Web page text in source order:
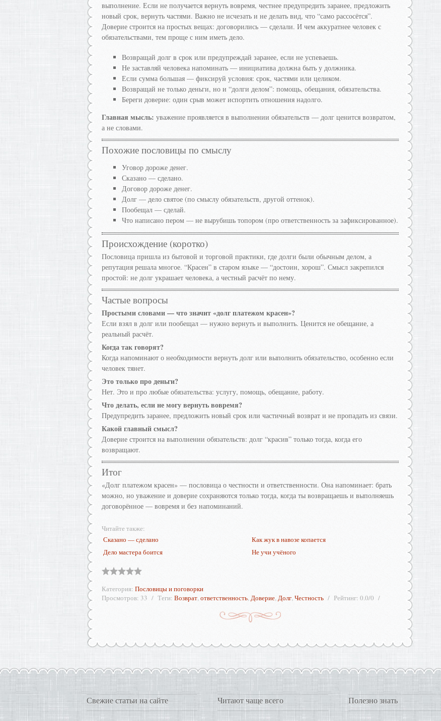
выполнение. Если не получается вернуть вовремя, честнее предупредить заранее, предложить
новый срок, вернуть частями. Важно не исчезать и не делать вид, что “само рассосётся”.
Доверие строится на простых вещах: договорились — сделали. И чем аккуратнее человек с
обязательствами, тем проще с ним иметь дело.
Возвращай долг в срок или предупреждай заранее, если не успеваешь.
Не заставляй человека напоминать — инициатива должна быть у должника.
Если сумма большая — фиксируй условия: срок, частями или целиком.
Возвращай не только деньги, но и “долги делом”: помощь, обещания, обязательства.
Береги доверие: один срыв может испортить отношения надолго.
Главная мысль: уважение проявляется в выполнении обязательств — долг ценится возвратом,
а не словами.
Похожие пословицы по смыслу
Уговор дороже денег.
Сказано — сделано.
Договор дороже денег.
Долг — дело святое (по смыслу обязательств, другой оттенок).
Пообещал — сделай.
Что написано пером — не вырубишь топором (про ответственность за зафиксированное).
Происхождение (коротко)
Пословица пришла из бытовой и торговой практики, где долги были обычным делом, а
репутация решала многое. “Красен” в старом языке — “достоин, хорош”. Смысл закрепился
простой: не долг украшает человека, а честный расчёт по нему.
Частые вопросы
Простыми словами — что значит «долг платежом красен»?
Если взял в долг или пообещал — нужно вернуть и выполнить. Ценится не обещание, а
реальный расчёт.
Когда так говорят?
Когда напоминают о необходимости вернуть долг или выполнить обязательство, особенно если
человек тянет.
Это только про деньги?
Нет. Это и про любые обязательства: услугу, помощь, обещание, работу.
Что делать, если не могу вернуть вовремя?
Предупредить заранее, предложить новый срок или частичный возврат и не пропадать из связи.
Какой главный смысл?
Доверие строится на выполнении обязательств: долг “красив” только тогда, когда его
возвращают.
Итог
«Долг платежом красен» — пословица о честности и ответственности. Она напоминает: брать
можно, но уважение и доверие сохраняются только тогда, когда ты возвращаешь и выполняешь
договорённое — вовремя и без напоминаний.
Читайте также:
Сказано — сделано
Как жук в навозе копается
Дело мастера боится
Не учи учёного
Категория: Пословицы и поговорки
Просмотров: 33 Теги: Возврат,ответственность,Доверие,Долг,Честность Рейтинг: 0.0/0
Свежие статьи на сайте Читают чаще всего Полезно знать